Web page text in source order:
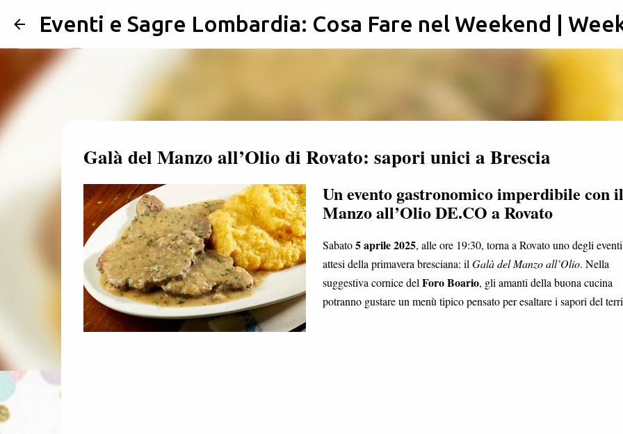
Passa ai contenuti principali
Eventi e Sagre Lombardia: Cosa Fare nel Weekend |
Galà del Manzo all’Olio di Rovato: sapori unici a Brescia
Un evento gastronomico imperdibile con il
Manzo all’Olio DE.CO a Rovato
Sabato5 aprile 2025, alle ore 19:30, torna a Rovato uno degli
attesi della primavera bresciana: il Galà del Manzo all’Olio. Nella
suggestiva cornice del Foro Boario, gli amanti della buona cucina
potranno gustare un menù tipico pensato per esaltare i sapori del